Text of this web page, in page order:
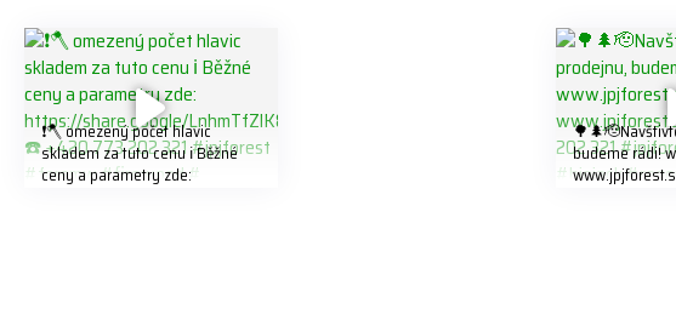
❗️🪓 omezený počet hlavic
skladem za tuto cenu ℹ️ Běžné
ceny a parametry zde:
budeme rádi!